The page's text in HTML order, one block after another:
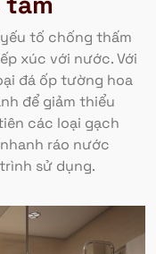
tố chống thấm
xúc với nước. Với
đá ốp tường hoa
để giảm thiểu
các loại gạch
ráo nước
sử dụng.